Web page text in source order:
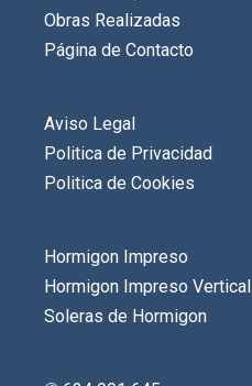
Obras Realizadas
Página de Contacto
Aviso Legal
Politica de Privacidad
Politica de Cookies
Hormigon Impreso
Hormigon Impreso Vertical
Soleras de Hormigon